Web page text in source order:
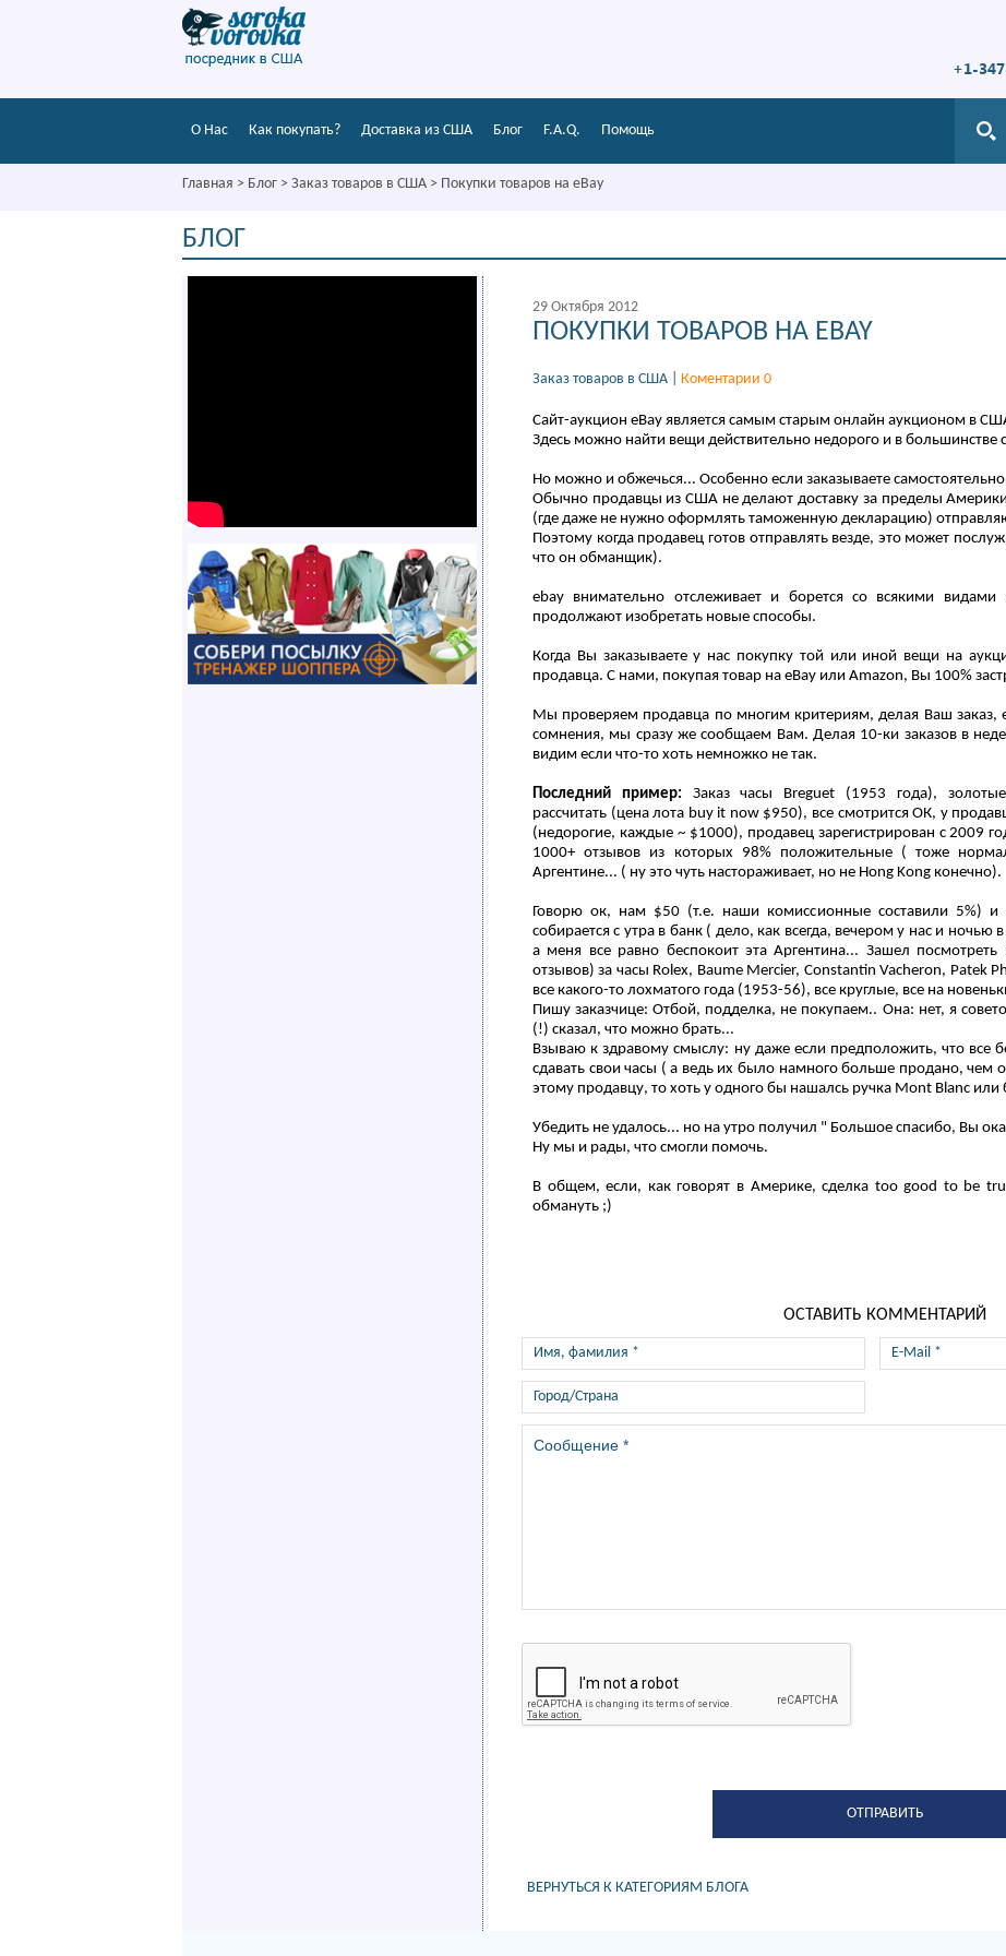
+1-
О Нас Как покупать? Доставка из США Блог F.A.Q. Помощь
Главная > Блог > Заказ товаров в США > Покупки товаров на eBay
БЛОГ
29 Октября 2012
ПОКУПКИ ТОВАРОВ НА EBAY
Заказ товаров в США Коментарии 0
Сайт-аукцион eBay является самым старым онлайн аукционом в
Здесь можно найти вещи действительно недорого и в большинстве
Но можно и обжечься... Особенно если заказываете
Обычно продавцы из США не делают доставку за пределы
(где даже не нужно оформлять таможенную декларацию)
Поэтому когда продавец готов отправлять везде, это может
что он обманщик).
ebay внимательно отслеживает и борется со всякими
продолжают изобретать новые способы.
Когда Вы заказываете у нас покупку той или иной вещи на
продавца. С нами, покупая товар на еВау или Amazon, Вы 100%
Мы проверяем продавца по многим критериям, делая Ваш заказ,
сомнения, мы сразу же сообщаем Вам. Делая 10-ки заказов в
видим если что-то хоть немножко не так.
Последний пример: Заказ часы Breguet (1953 года),
рассчитать (цена лота buy it now $950), все смотрится ОК, у
(недорогие, каждые ~ $1000), продавец зарегистрирован с 2009
1000+ отзывов из которых 98% положительные ( тоже
Аргентине... ( ну это чуть настораживает, но не Hong Kong конечно).
Говорю ок, нам $50 (т.е. наши комиссионные составили 5%) и
собирается с утра в банк ( дело, как всегда, вечером у нас и
а меня все равно беспокоит эта Аргентина... Зашел
отзывов) за часы Rolex, Baume Mercier, Constantin Vacheron, Patek
все какого-то лохматого года (1953-56), все круглые, все на
Пишу заказчице: Отбой, подделка, не покупаем.. Она: нет, я
(!) сказал, что можно брать...
Взываю к здравому смыслу: ну даже если предположить, что все
сдавать свои часы ( а ведь их было намного больше продано, чем
этому продавцу, то хоть у одного бы нашалсь ручка Mont Blanc или
Убедить не удалось... но на утро получил " Большое спасибо, Вы
Ну мы и рады, что смогли помочь.
В общем, если, как говорят в Америке, сделка too good to be
обмануть ;)
ОСТАВИТЬ КОММЕНТАРИЙ
ВЕРНУТЬСЯ К КАТЕГОРИЯМ БЛОГА